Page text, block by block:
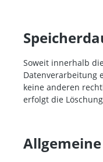
Soweit innerhalb
Datenverarbeitung
keine anderen
erfolgt die